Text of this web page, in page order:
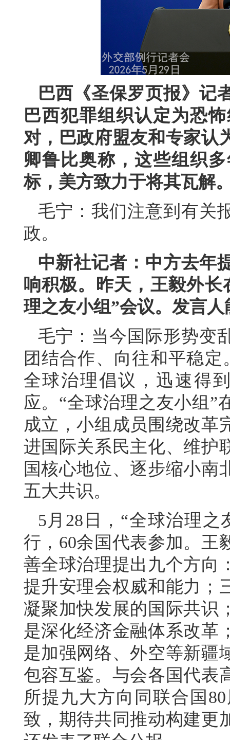
巴西《圣保罗页报》记
巴西犯罪组织认定为恐
对，巴政府盟友和专家认
卿鲁比奥称，这些组织
标，美方致力于将其瓦解
毛宁：我们注意到有关
政。
中新社记者：中方去年
响积极。昨天，王毅外
理之友小组”会议。发言
毛宁：当今国际形势变
团结合作、向往和平稳
全球治理倡议，迅速得
应。“全球治理之友小组”
成立，小组成员围绕改革
进国际关系民主化、维护
国核心地位、逐步缩小南
五大共识。
5月28日，“全球治理
行，60余国代表参加。王
善全球治理提出九个方向
提升安理会权威和能力；
凝聚加快发展的国际共识
是深化经济金融体系改革
是加强网络、外空等新疆
包容互鉴。与会各国代表
所提九大方向同联合国
致，期待共同推动构建更